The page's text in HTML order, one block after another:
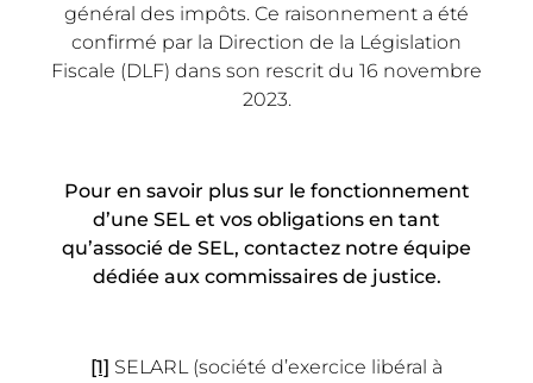
général des impôts. Ce raisonnement a été
confirmé par la Direction de la Législation
Fiscale (DLF) dans son rescrit du 16 novembre
2023.
Pour en savoir plus sur le fonctionnement
d’une SEL et vos obligations en tant
qu’associé de SEL, contactez notre équipe
dédiée aux commissaires de justice.
[1] SELARL (société d’exercice libéral à